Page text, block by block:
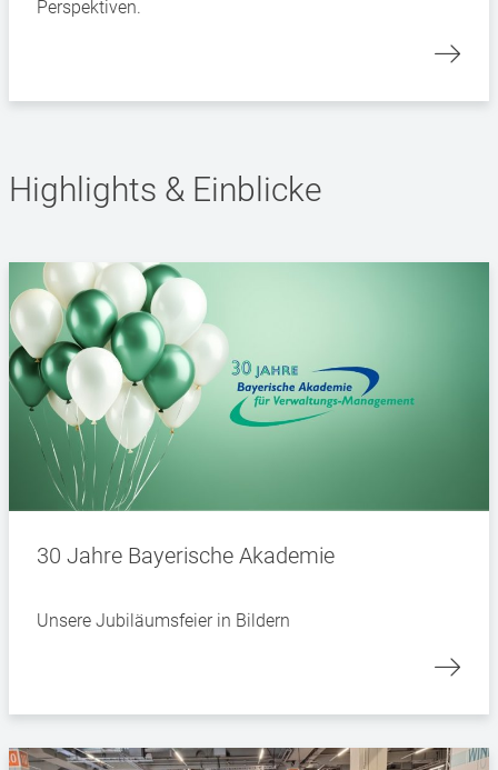
Perspektiven.
Highlights & Einblicke
30 Jahre Bayerische Akademie
Unsere Jubiläumsfeier in Bildern